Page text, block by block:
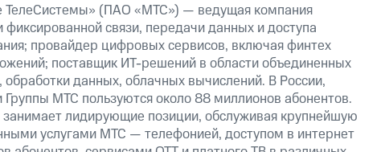
ТелеСистемы» (ПАО «МТС») — ведущая компания
связи, передачи данных и доступа
провайдер цифровых сервисов, включая финтех
поставщик ИТ-решений в области объединенных
данных, облачных вычислений. В России,
МТС пользуются около 88 миллионов абонентов.
лидирующие позиции, обслуживая крупнейшую
услугами МТС — телефонией, доступом в интернет